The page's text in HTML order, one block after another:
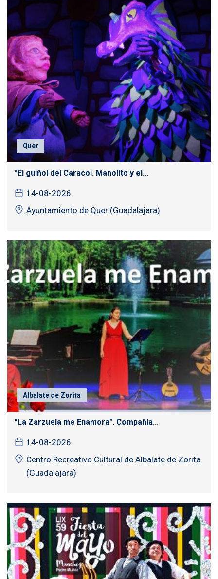
Quer
"El guiñol del Caracol. Manolito y el...
14-08-2026
Ayuntamiento de Quer (Guadalajara)
Albalate de Zorita
"La Zarzuela me Enamora". Compañía...
14-08-2026
Centro Recreativo Cultural de Albalate de Zorita
(Guadalajara)